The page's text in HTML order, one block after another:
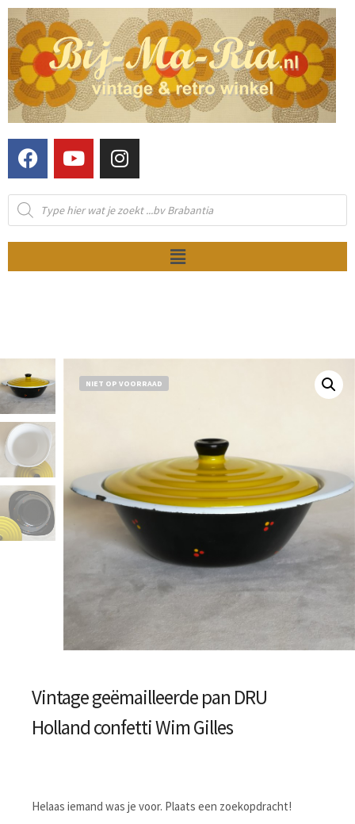
NIET OP VOORRAAD
Vintage geëmailleerde pan DRU
Holland confetti Wim Gilles
Helaas iemand was je voor. Plaats een zoekopdracht!